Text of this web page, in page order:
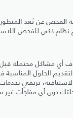
نظام ذكي للفحص
أي مشاكل محتملة
الحلول
نرتقي
دون أي مفاجأت غير